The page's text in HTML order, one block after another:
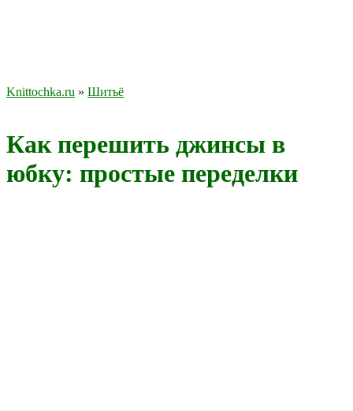
Knittochka.ru » Шитьё
Как перешить джинсы в
юбку: простые переделки